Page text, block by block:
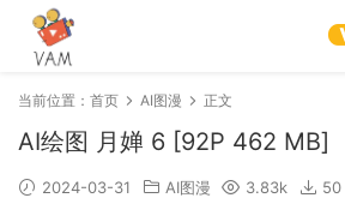
当前位置： 首页 AI图漫 正文
‎AI绘图 月婵 6 [92P 462 MB]
2024-03-31 AI图漫 3.83k 50